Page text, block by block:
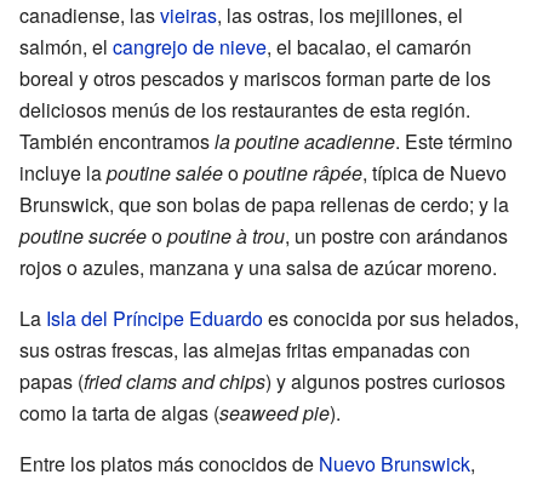
canadiense, lasvieiras, las ostras, los mejillones, el
salmón, el cangrejo de nieve, el bacalao, el camarón
boreal y otros pescados y mariscos forman parte de los
deliciosos menús de los restaurantes de esta región.
También encontramosla poutine acadienne. Este término
incluye lapoutine saléeopoutine râpée, típica de Nuevo
Brunswick, que son bolas de papa rellenas de cerdo; y la
poutine sucréeopoutine à trou, un postre con arándanos
rojos o azules, manzana y una salsa de azúcar moreno.
La Isla del Príncipe Eduardoes conocida por sus helados,
sus ostras frescas, las almejas fritas empanadas con
papas (fried clams and chips) y algunos postres curiosos
como la tarta de algas (seaweed pie).
Entre los platos más conocidos de Nuevo Brunswick,